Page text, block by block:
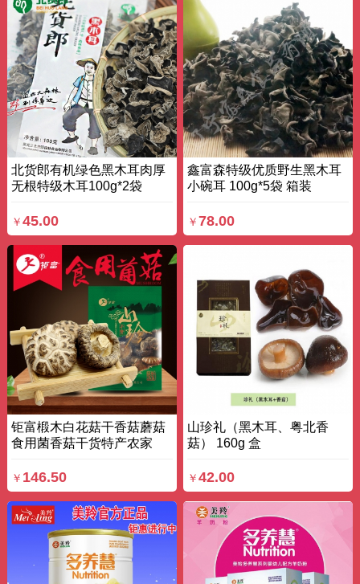
北货郎有机绿色黑木耳肉厚
无根特级木耳100g*2袋
￥ 45.00
鑫富森特级优质野生黑木耳
小碗耳 100g*5袋 箱装
￥78.00
钜富椴木白花菇干香菇蘑菇
食用菌香菇干货特产农家
￥ 146.50
山珍礼（黑木耳、粤北香
菇） 160g 盒
￥42.00